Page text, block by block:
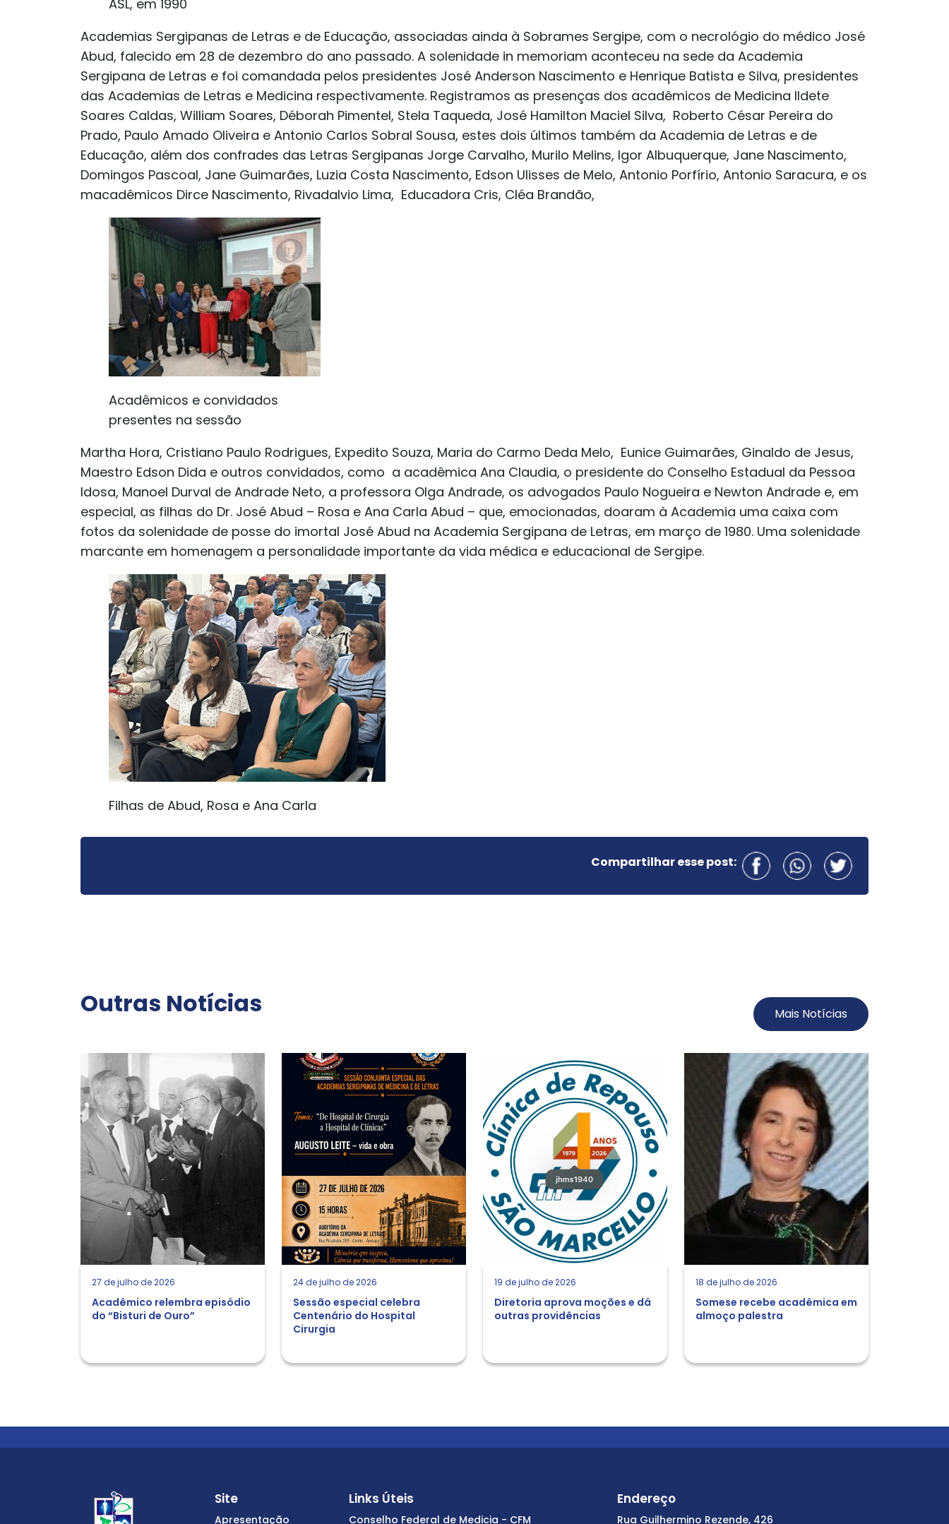
ASL, em 1990
Academias Sergipanas de Letras e de Educação, associadas ainda à Sobrames Sergipe, com o necrológio do médico José
Abud, falecido em 28 de dezembro do ano passado. A solenidade in memoriam aconteceu na sede da Academia
Sergipana de Letras e foi comandada pelos presidentes José Anderson Nascimento e Henrique Batista e Silva, presidentes
das Academias de Letras e Medicina respectivamente. Registramos as presenças dos acadêmicos de Medicina Ildete
Soares Caldas, William Soares, Déborah Pimentel, Stela Taqueda, José Hamilton Maciel Silva, Roberto César Pereira do
Prado, Paulo Amado Oliveira e Antonio Carlos Sobral Sousa, estes dois últimos também da Academia de Letras e de
Educação, além dos confrades das Letras Sergipanas Jorge Carvalho, Murilo Melins, Igor Albuquerque, Jane Nascimento,
Domingos Pascoal, Jane Guimarães, Luzia Costa Nascimento, Edson Ulisses de Melo, Antonio Porfírio, Antonio Saracura, e os
macadêmicos Dirce Nascimento, Rivadalvio Lima, Educadora Cris, Cléa Brandão,
Acadêmicos e convidados
presentes na sessão
Martha Hora, Cristiano Paulo Rodrigues, Expedito Souza, Maria do Carmo Deda Melo, Eunice Guimarães, Ginaldo de Jesus,
Maestro Edson Dida e outros convidados, como a acadêmica Ana Claudia, o presidente do Conselho Estadual da Pessoa
Idosa, Manoel Durval de Andrade Neto, a professora Olga Andrade, os advogados Paulo Nogueira e Newton Andrade e, em
especial, as filhas do Dr. José Abud – Rosa e Ana Carla Abud – que, emocionadas, doaram à Academia uma caixa com
fotos da solenidade de posse do imortal José Abud na Academia Sergipana de Letras, em março de 1980. Uma solenidade
marcante em homenagem a personalidade importante da vida médica e educacional de Sergipe.
Filhas de Abud, Rosa e Ana Carla
Compartilhar esse post:
Outras Notícias Mais Notícias
27 de julho de 2026
Acadêmico relembra episódio
do “Bisturi de Ouro”
24 de julho de 2026
Sessão especial celebra
Centenário do Hospital
Cirurgia
19 de julho de 2026
Diretoria aprova moções e dá
outras providências
18 de julho de 2026
Somese recebe acadêmica em
almoço palestra
Site
Apresentação
Links Úteis
Conselho Federal de Medicia - CFM
Endereço
Rua Guilhermino Rezende, 426